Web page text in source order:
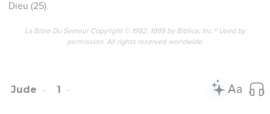
Dieu (25).
La Bible Du Semeur Copyright © 1992, 1999 by Biblica, Inc.® Used by
permission. All rights reserved worldwide.
Jude 1